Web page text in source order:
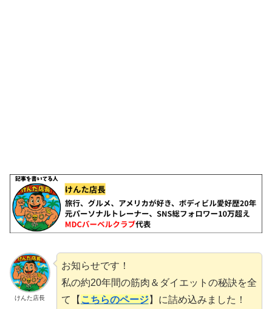
けんた店長
お知らせです！
私の約20年間の筋肉＆ダイエットの秘訣を全
て【 こちらのページ】に詰め込みました！